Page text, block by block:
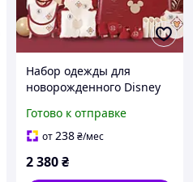
Набор одежды для
новорожденного Disney
месяцев) в подарочном
кейсе
Готово к отправке
от238₴/мес
2 380₴